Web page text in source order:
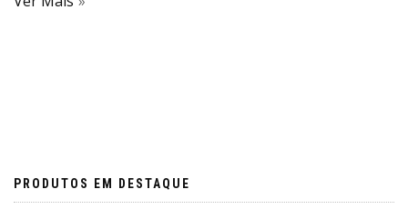
PRODUTOS EM DESTAQUE